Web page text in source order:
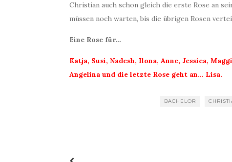
Christian auch schon gleich die erste Rose an
müssen noch warten, bis die übrigen Rosen
Eine Rose für…
Katja, Susi, Nadesh, Ilona, Anne, Jessica,
Angelina und die letzte Rose geht an… Lisa.
BACHELOR